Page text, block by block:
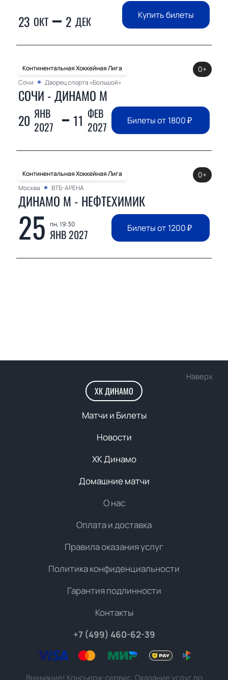
23 ОКТ 2 ДЕК Купить билеты
Континентальная Хоккейная Лига
Сочи
Дворец спорта «Большой»
СОЧИ - ДИНАМО М
20 ЯНВ
2027
11 ФЕВ
2027
0+
Билеты от 1800₽
Континентальная Хоккейная Лига
Москва
ВТБ-АРЕНА
ДИНАМО М - НЕФТЕХИМИК
25 пн, 19:30
ЯНВ 2027
0+
Билеты от 1200₽
Наверх
ХК ДИНАМО
Матчи и Билеты
Новости
ХК Динамо
Домашние матчи
О нас
Оплата и доставка
Правила оказания услуг
Политика конфиденциальности
Гарантия подлинности
Контакты
+7 (499) 460-62-39
Внимание! Консьерж-сервис. Оказание услуг по